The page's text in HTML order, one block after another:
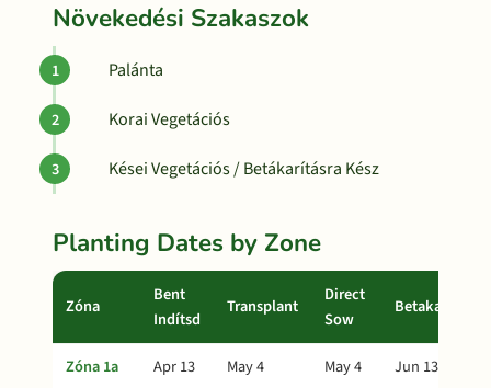
Növekedési Szakaszok
Palánta
Korai Vegetációs
Kései Vegetációs / Betákarításra Kész
Planting Dates by Zone
Zóna
Bent
Indítsd
Transplant
Direct
Sow
Betakarítás
Zóna 1a Apr 13 May 4 May 4
Jun 13